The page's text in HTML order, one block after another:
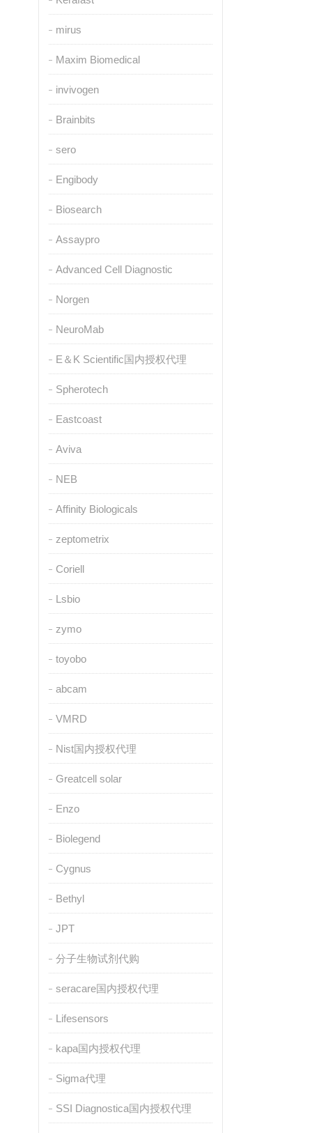
mirus
Maxim Biomedical
invivogen
Brainbits
sero
Engibody
Biosearch
Assaypro
Advanced Cell Diagnostic
Norgen
NeuroMab
E＆K Scientific国内授权代理
Spherotech
Eastcoast
Aviva
NEB
Affinity Biologicals
zeptometrix
Coriell
Lsbio
zymo
toyobo
abcam
VMRD
Nist国内授权代理
Greatcell solar
Enzo
Biolegend
Cygnus
Bethyl
JPT
分子生物试剂代购
seracare国内授权代理
Lifesensors
kapa国内授权代理
Sigma代理
SSI Diagnostica国内授权代理